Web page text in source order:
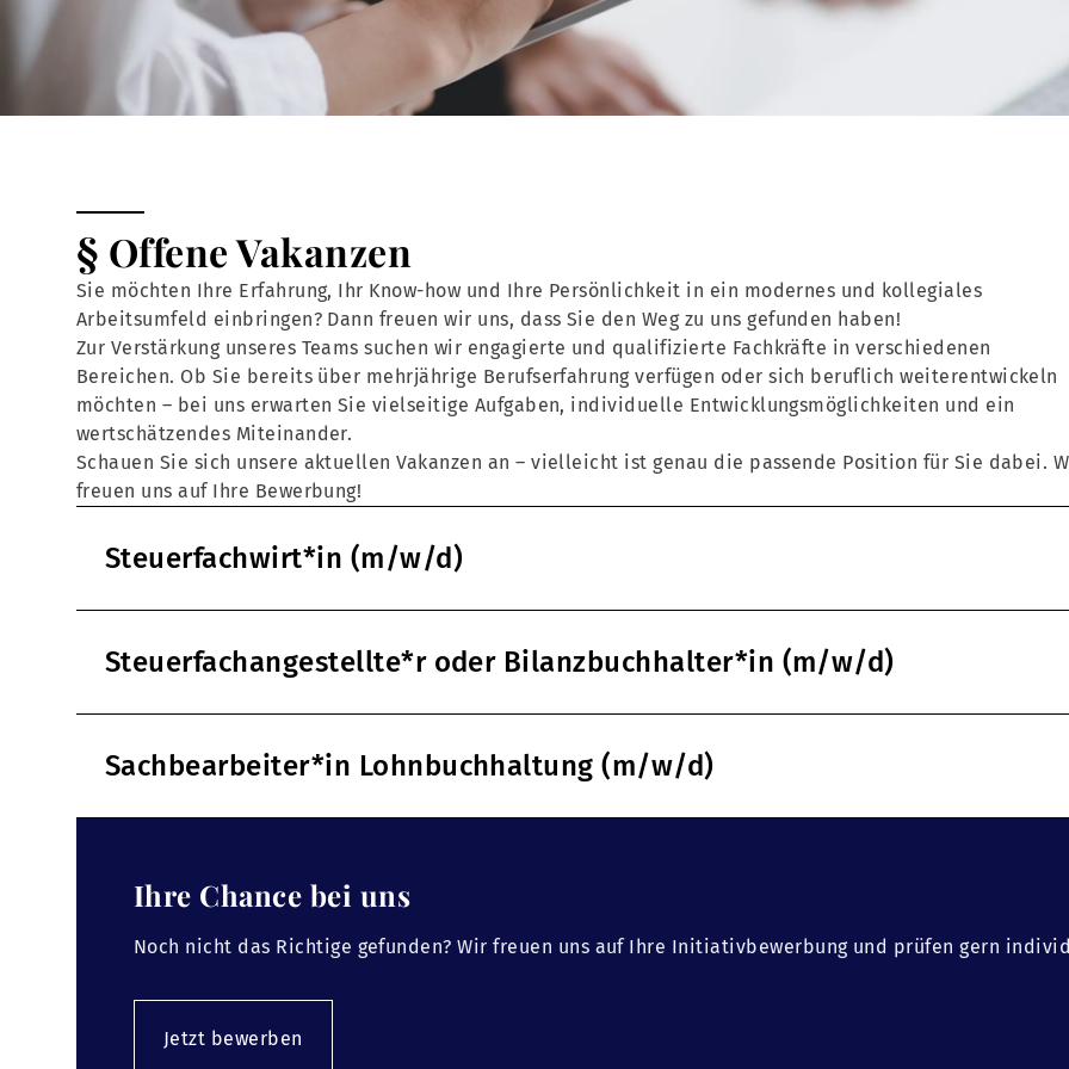
§ Offene Vakanzen
Sie möchten Ihre Erfahrung, Ihr Know-how und Ihre Persönlichkeit in ein modernes und kollegiales
Arbeitsumfeld einbringen? Dann freuen wir uns, dass Sie den Weg zu uns gefunden haben!
Zur Verstärkung unseres Teams suchen wir engagierte und qualifizierte Fachkräfte in verschiedenen
Bereichen. Ob Sie bereits über mehrjährige Berufserfahrung verfügen oder sich beruflich weiterentwickeln
möchten – bei uns erwarten Sie vielseitige Aufgaben, individuelle Entwicklungsmöglichkeiten und ein
wertschätzendes Miteinander.
Schauen Sie sich unsere aktuellen Vakanzen an – vielleicht ist genau die passende Position für Sie dabei.
freuen uns auf Ihre Bewerbung!
Steuerfachwirt*in (m/w/d)
Steuerfachangestellte*r oder Bilanzbuchhalter*in (m/w/d)
Sachbearbeiter*in Lohnbuchhaltung (m/w/d)
Ihre Chance bei uns
Noch nicht das Richtige gefunden? Wir freuen uns auf Ihre Initiativbewerbung und prüfen gern
Jetzt bewerben